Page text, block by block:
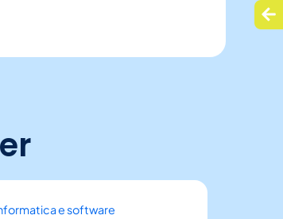
e software